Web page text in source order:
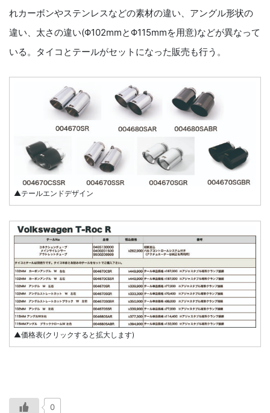
れカーボンやステンレスなどの素材の違い、アングル形状の
違い、太さの違い(Φ102mmとΦ115mmを用意)などが異なって
いる。タイコとテールがセットになった販売も行う。
▲テールエンドデザイン
▲価格表(クリックすると拡大します)
0